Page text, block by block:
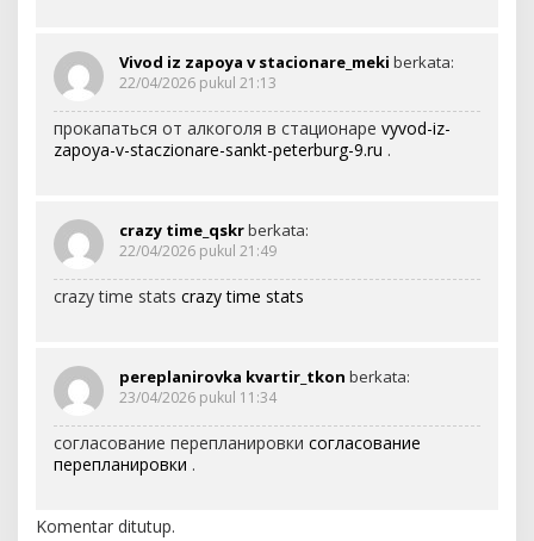
Vivod iz zapoya v stacionare_meki berkata:
22/04/2026 pukul 21:13
прокапаться от алкоголя в стационаре vyvod-iz-
zapoya-v-staczionare-sankt-peterburg-9.ru .
crazy time_qskrberkata:
22/04/2026 pukul 21:49
crazy time stats crazy time stats
pereplanirovka kvartir_tkon berkata:
23/04/2026 pukul 11:34
согласование перепланировки согласование
перепланировки .
Komentar ditutup.